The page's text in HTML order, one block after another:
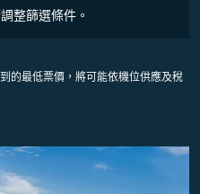
整篩選條件。
的最低票價，將可能依機位供應及稅